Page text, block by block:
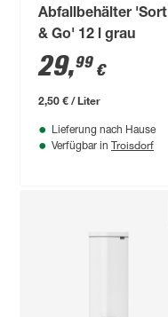
Abfallbehälter 'Sort
& Go' 12 l grau
29,99 €
2,50 € / Liter
Lieferung nach Hause
Verfügbar in Troisdorf